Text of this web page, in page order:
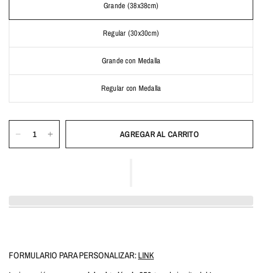
Grande (38x38cm)
Regular (30x30cm)
Grande con Medalla
Regular con Medalla
AGREGAR AL CARRITO
FORMULARIO PARA PERSONALIZAR:LINK